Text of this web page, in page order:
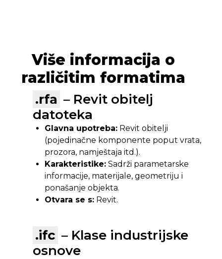
Više informacija o
različitim formatima
.rfa – Revit obitelj
datoteka
Glavna upotreba: Revit obitelji
(pojedinačne komponente poput vrata,
prozora, namještaja itd.).
Karakteristike: Sadrži parametarske
informacije, materijale, geometriju i
ponašanje objekta.
Otvara se s: Revit.
.ifc – Klase industrijske
osnove